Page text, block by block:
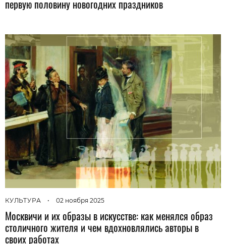
первую половину новогодних праздников
КУЛЬТУРА • 02 ноября 2025
Москвичи и их образы в искусстве: как менялся образ
столичного жителя и чем вдохновлялись авторы в
своих работах